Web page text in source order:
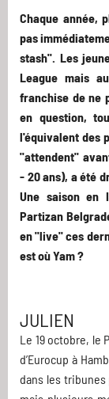
Chaque année,
pas
stash". Les
League mais
franchise de ne
en question,
l'équivalent des
"attendent"
- 20 ans), a été
Une saison en
Partizan
en "live" ces
est où Yam ?
JULIEN
Le 19 octobre, le
d’Eurocup à
dans les tribunes